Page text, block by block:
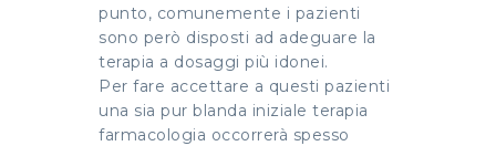
punto, comunemente i pazienti
sono però disposti ad adeguare la
terapia a dosaggi più idonei.
Per fare accettare a questi pazienti
una sia pur blanda iniziale terapia
farmacologia occorrerà spesso